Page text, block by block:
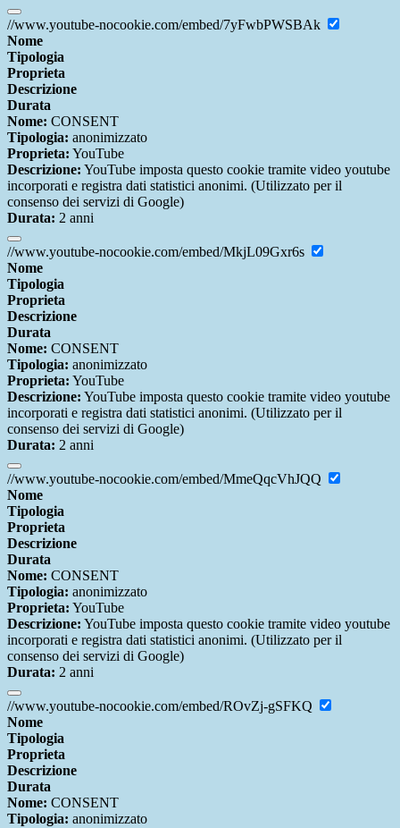
//www.youtube-nocookie.com/embed/7yFwbPWSBAk
Nome
Tipologia
Proprieta
Descrizione
Durata
Nome: CONSENT
Tipologia: anonimizzato
Proprieta: YouTube
Descrizione: YouTube imposta questo cookie tramite video youtube
incorporati e registra dati statistici anonimi. (Utilizzato per il
consenso dei servizi di Google)
Durata: 2 anni
//www.youtube-nocookie.com/embed/MkjL09Gxr6s
Nome
Tipologia
Proprieta
Descrizione
Durata
Nome: CONSENT
Tipologia: anonimizzato
Proprieta: YouTube
Descrizione: YouTube imposta questo cookie tramite video youtube
incorporati e registra dati statistici anonimi. (Utilizzato per il
consenso dei servizi di Google)
Durata: 2 anni
//www.youtube-nocookie.com/embed/MmeQqcVhJQQ
Nome
Tipologia
Proprieta
Descrizione
Durata
Nome: CONSENT
Tipologia: anonimizzato
Proprieta: YouTube
Descrizione: YouTube imposta questo cookie tramite video youtube
incorporati e registra dati statistici anonimi. (Utilizzato per il
consenso dei servizi di Google)
Durata: 2 anni
//www.youtube-nocookie.com/embed/ROvZj-gSFKQ
Nome
Tipologia
Proprieta
Descrizione
Durata
Nome: CONSENT
Tipologia: anonimizzato